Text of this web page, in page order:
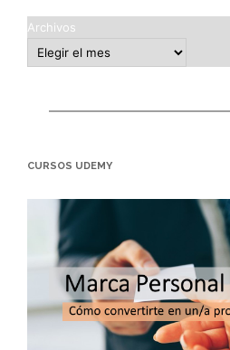
Archivos
CURSOS UDEMY